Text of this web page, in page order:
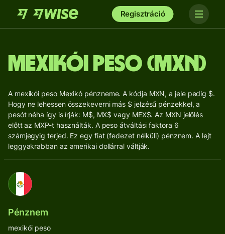
Regisztráció
mexikói peso (MXN)
A mexikói peso Mexikó pénzneme. A kódja MXN, a jele pedig $.
Hogy ne lehessen összekeverni más $ jelzésű pénzekkel, a
pesót néha így is írják: M$, MX$ vagy MEX$. Az MXN jelölés
előtt az MXP-t használták. A peso átváltási faktora 6
számjegyig terjed. Ez egy fiat (fedezet nélküli) pénznem. A lejt
leggyakrabban az amerikai dollárral váltják.
Pénznem
mexikói peso